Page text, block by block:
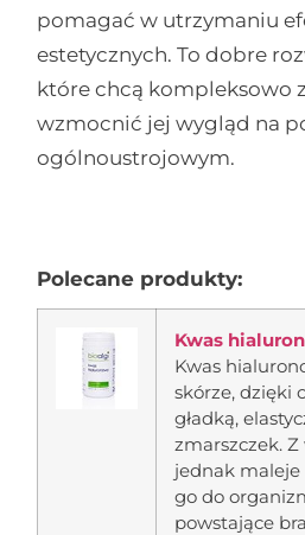
pomagać w utrzymaniu
estetycznych. To dobre
które chcą kompleksowo
wzmocnić jej wygląd na
ogólnoustrojowym.
Polecane produkty:
Kwas
Kwas
skórze, dzięki
gładką,
zmarszczek.
jednak maleje
go do
powstające